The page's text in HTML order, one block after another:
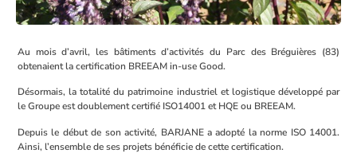
Au mois d’avril, les bâtiments d’activités du Parc des Bréguières (83)
obtenaient la certification BREEAM in-use Good.
Désormais, la totalité du patrimoine industriel et logistique développé par
le Groupe est doublement certifié ISO14001 et HQE ou BREEAM.
Depuis le début de son activité, BARJANE a adopté la norme ISO 14001.
Ainsi, l’ensemble de ses projets bénéficie de cette certification.